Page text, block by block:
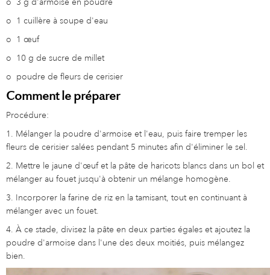
o
1 cuillère à soupe d'eau
o
1 œuf
o
10 g de sucre de millet
o poudre de fleurs de cerisier
Comment le préparer
Procédure:
1. Mélanger la poudre d'armoise et l'eau, puis faire tremper les
fleurs de cerisier salées pendant 5 minutes afin d'éliminer le sel.
2. Mettre le jaune d'œuf et la pâte de haricots blancs dans un bol et
mélanger au fouet jusqu'à obtenir un mélange homogène.
3. Incorporer la farine de riz en la tamisant, tout en continuant à
mélanger avec un fouet.
4. À ce stade, divisez la pâte en deux parties égales et ajoutez la
poudre d'armoise dans l'une des deux moitiés, puis mélangez
bien.